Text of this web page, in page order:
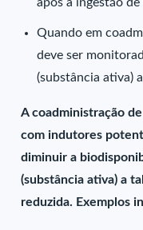
Quando em
deve ser
(substância ativa)
A coadministração
com indutores
diminuir a
(substância ativa) a
reduzida. Exemplos